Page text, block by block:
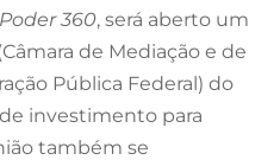
Poder 360, será aberto um
de Mediação e de
Pública Federal) do
investimento para
também se